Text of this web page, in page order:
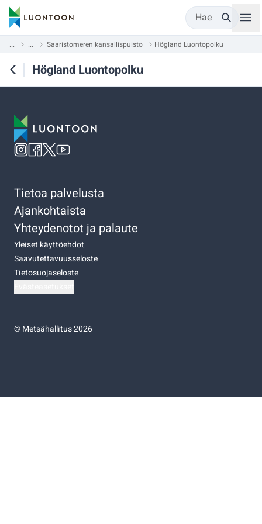
Hae
... ... Saaristomeren kansallispuisto Högland Luontopolku
Högland Luontopolku
Tietoa palvelusta
Ajankohtaista
Yhteydenotot ja palaute
Yleiset käyttöehdot
Saavutettavuusseloste
Tietosuojaseloste
©Metsähallitus 2026